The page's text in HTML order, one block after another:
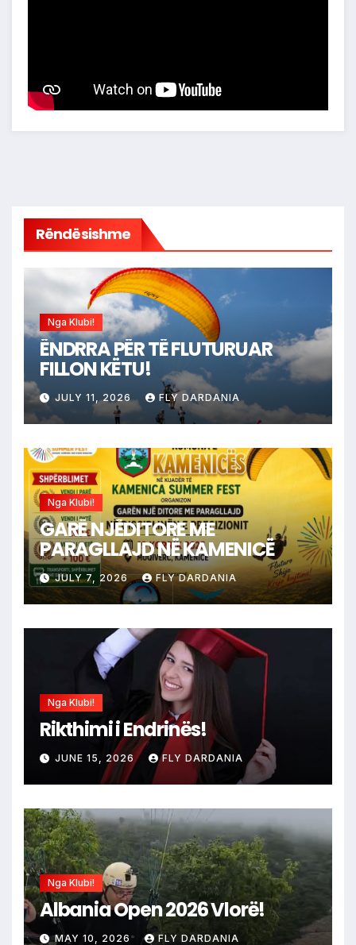
Rëndësishme
Nga Klubi!
ËNDRRA PËR TË FLUTURUAR
FILLON KËTU!
JULY 11, 2026 FLY DARDANIA
Nga Klubi!
GARË NJËDITORE ME
PARAGLLAJD NË KAMENICË
JULY 7, 2026 FLY DARDANIA
Nga Klubi!
Rikthimi i Endrinës!
JUNE 15, 2026 FLY DARDANIA
Nga Klubi!
Albania Open 2026 Vlorë!
MAY 10, 2026 FLY DARDANIA